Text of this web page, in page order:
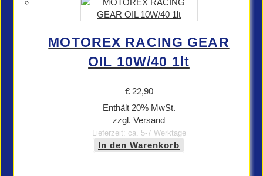
MOTOREX RACING GEAR
OIL 10W/40 1lt
€22,90
Enthält 20% MwSt.
zzgl. Versand
Lieferzeit: ca. 5-7 Werktage
In den Warenkorb